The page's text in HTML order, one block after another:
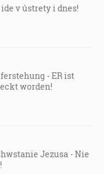
v ústrety i dnes!
- ER ist
worden!
Jezusa - Nie